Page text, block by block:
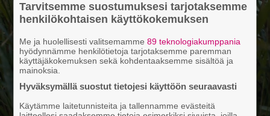
Tarvitsemme suostumuksesi tarjotaksemme
henkilökohtaisen käyttökokemuksen
Me ja huolellisesti valitsemamme89 teknologiakumppania
hyödynnämme henkilötietoja tarjotaksemme paremman
käyttäjäkokemuksen sekä kohdentaaksemme sisältöä ja
mainoksia.
Hyväksymällä suostut tietojesi käyttöön seuraavasti
Käytämme laitetunnisteita ja tallennamme evästeitä